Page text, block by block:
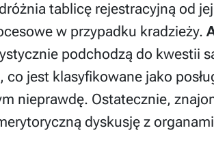
tablicę rejestracyjną od
w przypadku kradzieży.
podchodzą do kwestii
co jest klasyfikowane jako
nieprawdę. Ostatecznie,
dyskusję z